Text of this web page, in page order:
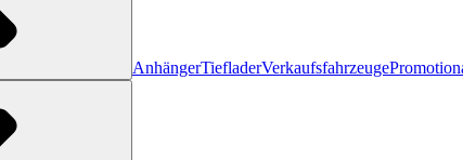
AnhängerTiefladerVerkaufsfahrzeuge